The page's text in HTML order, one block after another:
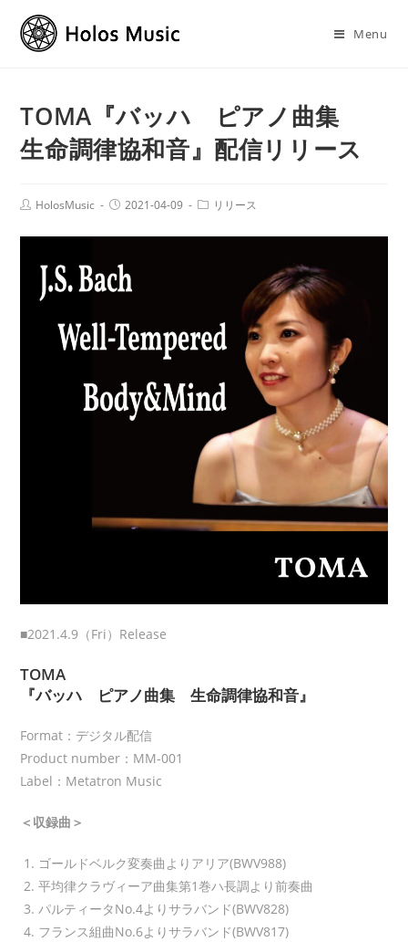
Menu
TOMA『バッハ ピアノ曲集
生命調律協和音』配信リリース
HolosMusic 2021-04-09 リリース
■2021.4.9（Fri）Release
TOMA
『バッハ ピアノ曲集 生命調律協和音』
Format：デジタル配信
Product number：MM-001
Label：Metatron Music
＜収録曲＞
ゴールドベルク変奏曲よりアリア(BWV988)
平均律クラヴィーア曲集第1巻ハ長調より前奏曲
パルティータNo.4よりサラバンド(BWV828)
フランス組曲No.6よりサラバンド(BWV817)